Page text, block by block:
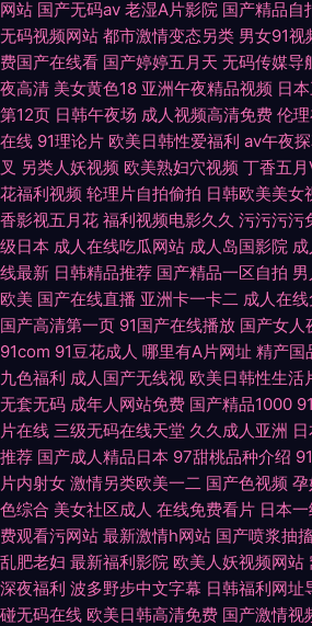
网站 国产无码av 老湿A片影院 国产精品自
无码视频网站 都市激情变态另类 男女91视
费国产在线看 国产婷婷五月天 无码传媒导
夜高清 美女黄色18 亚洲午夜精品视频 日
第12页 日韩午夜场 成人视频高清免费 伦
在线 91理论片 欧美日韩性爱福利 av午夜
叉 另类人妖视频 欧美熟妇穴视频 丁香五
花福利视频 轮理片自拍偷拍 日韩欧美美女
香影视五月花 福利视频电影久久 污污污污
级日本 成人在线吃瓜网站 成人岛国影院
线最新 日韩精品推荐 国产精品一区自拍
欧美 国产在线直播 亚洲卡一卡二 成人在
国产高清第一页 91国产在线播放 国产女人
91com 91豆花成人 哪里有A片网址 精产国
九色福利 成人国产无线视 欧美日韩性生活
无套无码 成年人网站免费 国产精品1000
片在线 三级无码在线天堂 久久成人亚洲
推荐 国产成人精品日本 97甜桃品种介绍
片内射女 激情另类欧美一二 国产色视频
色综合 美女社区成人 在线免费看片 日本一
费观看污网站 最新激情h网站 国产喷浆抽
乱肥老妇 最新福利影院 欧美人妖视频网站
深夜福利 波多野步中文字幕 日韩福利网址
碰无码在线 欧美日韩高清免费 国产激情视